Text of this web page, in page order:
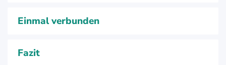
Einmal verbunden
Fazit